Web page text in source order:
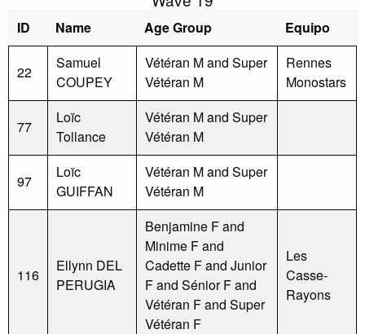
ID Name Age Group Equipo
22
Samuel
COUPEY
Vétéran M and Super
Vétéran M
Rennes
Monostars
77
Loïc
Tollance
Vétéran M and Super
Vétéran M
97
Loïc
GUIFFAN
Vétéran M and Super
Vétéran M
116
Ellynn DEL
PERUGIA
Benjamine F and
Minime F and
Cadette F and Junior
F and Sénior F and
Vétéran F and Super
Vétéran F
Les
Casse-
Rayons